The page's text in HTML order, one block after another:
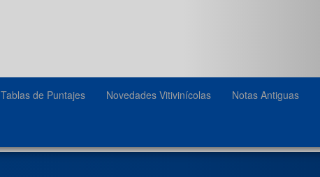
Tablas de Puntajes Novedades Vitivinícolas Notas Antiguas